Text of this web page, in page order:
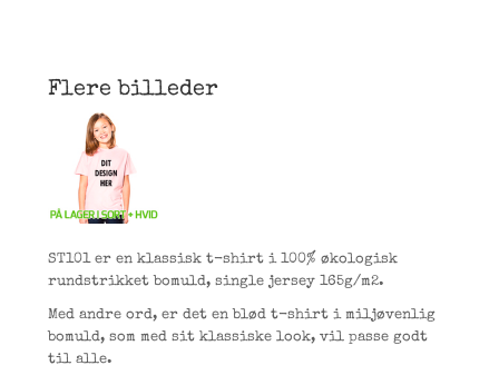
Flere billeder
ST101 er en klassisk t-shirt i 100% økologisk
rundstrikket bomuld, single jersey 165g/m2.
Med andre ord, er det en blød t-shirt i miljøvenlig
bomuld, som med sit klassiske look, vil passe godt
til alle.